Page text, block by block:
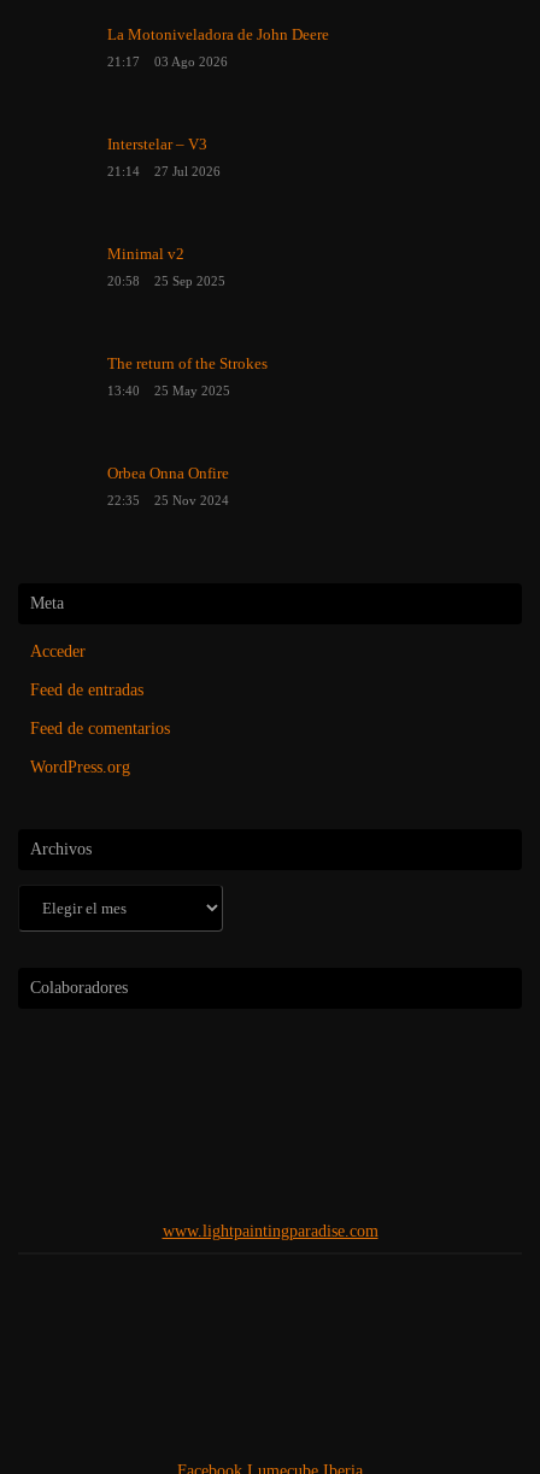
La Motoniveladora de John Deere
21:17 03 Ago 2026
Interstelar – V3
21:14 27 Jul 2026
Minimal v2
20:58 25 Sep 2025
The return of the Strokes
13:40 25 May 2025
Orbea Onna Onfire
22:35 25 Nov 2024
Meta
Acceder
Feed de entradas
Feed de comentarios
WordPress.org
Archivos
Colaboradores
www.lightpaintingparadise.com